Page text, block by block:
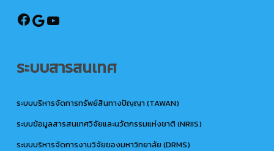
@ird.rmutto
Google
ระบบสารสนเทศ
ระบบบริหารจัดการทรัพย์สินทางปัญญา (TAWAN)
ระบบข้อมูลสารสนเทศวิจัยและนวัตกรรมแห่งชาติ (NRIIS)
ระบบบริหารจัดการงานวิจัยของมหาวิทยาลัย (DRMS)